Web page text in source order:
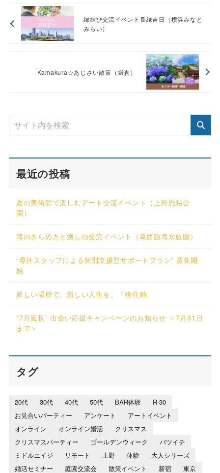
縁結び交流イベント良縁吉日（横浜みなと
みらい）
Kamakura☆あじさい散策（鎌倉）
最近の投稿
夏の美術館で楽しむアート交流イベント（上野恩賜公
園）
海のきらめきと癒しの交流イベント（葛西臨海水族園）
“専任スタッフによる個別支援型サポートプラン” 募集開
始
新しい場所で、新しい人生を。「移住婚」
“7月延長” 出会い応援キャンペーンのお知らせ ＜7月31日
まで＞
タグ
20代 30代 40代 50代 BAR体験
R-30
お見合いパーティー
アンケート
アートイベント
オンライン
オンライン婚活
クリスマス
クリスマスパーティー
ゴールデンウィーク
バツイチ
ミドルエイジ
リモート 上野 体験
大人シリーズ
婚活セミナー
庭園交流会 散策イベント 新宿 東京